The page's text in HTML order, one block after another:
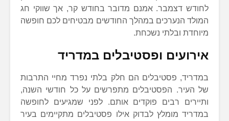
לחודש דצמבר. אמנם מדובר בחודש קר, אך שווקי חג
המולד הנערכים במהלך החודשים מבטיחים לכם חופשה
מיוחדת ובלתי נשכחת.
אירועים ופסטיבלים במדריד
במדריד, פסטיבלים הם חלק בלתי נפרד מחיי התרבות
של העיר. הפסטיבלים מתפרשים על כל חודשי השנה,
ותיירים רבים פוקדים אותם. לפני שמגיעים לחופשה
במדריד מומלץ לבדוק אילו פסטיבלים מתקיימים בעיר